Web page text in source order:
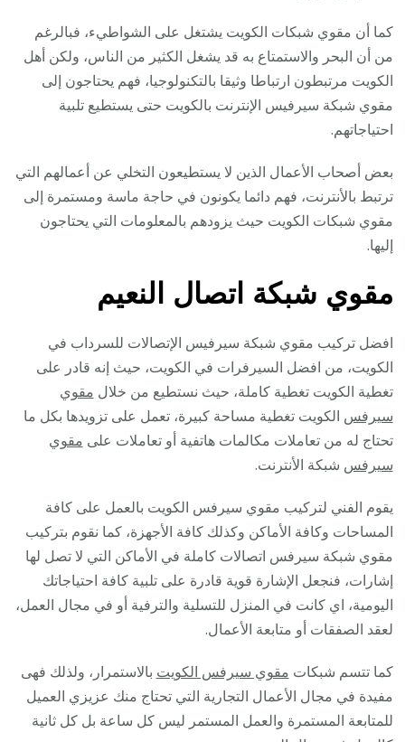
كما أن مقوي شبكات الكويت يشتغل على الشواطيء، فبالرغم
من أن البحر والاستمتاع به قد يشغل الكثير من الناس، ولكن أهل
الكويت مرتبطون ارتباطا وثيقا بالتكنولوجيا، فهم يحتاجون إلى
مقوي شبكة سيرفيس الإنترنت بالكويت حتى يستطيع تلبية
احتياجاتهم.
بعض أصحاب الأعمال الذين لا يستطيعون التخلي عن أعمالهم التي
ترتبط بالأنترنت، فهم دائما يكونون في حاجة ماسة ومستمرة إلى
مقوي شبكات الكويت حيث يزودهم بالمعلومات التي يحتاجون
إليها.
مقوي شبكة اتصال النعيم
افضل تركيب مقوي شبكة سيرفيس الإتصالات للسرداب في
الكويت، من افضل السيرفرات في الكويت، حيث إنه قادر على
تغطية الكويت تغطية كاملة، حيث نستطيع من خلال مقوي
سيرفس الكويت تغطية مساحة كبيرة، تعمل على تزويدها بكل ما
تحتاج له من تعاملات مكالمات هاتفية أو تعاملات على مقوي
سيرفس شبكة الأنترنت.
يقوم الفني لتركيب مقوي سيرفس الكويت بالعمل على كافة
المساحات وكافة الأماكن وكذلك كافة الأجهزة، كما نقوم بتركيب
مقوي شبكة سيرفس اتصالات كاملة في الأماكن التي لا تصل لها
إشارات، فنجعل الإشارة قوية قادرة على تلبية كافة احتياجاتك
اليومية، اي كانت في المنزل للتسلية والترفية أو في مجال العمل،
لعقد الصفقات أو متابعة الأعمال.
كما تتسم شبكات مقوي سيرفس الكويت بالاستمرار، ولذلك فهى
مفيدة في مجال الأعمال التجارية التي تحتاج منك عزيزي العميل
للمتابعة المستمرة والعمل المستمر ليس كل ساعة بل كل ثانية